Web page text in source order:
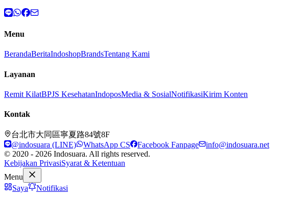
Menu
BerandaBeritaIndoshopBrandsTentang Kami
Layanan
Remit KilatBPJS KesehatanIndoposMedia & SosialNotifikasiKirim Konten
Kontak
台北市大同區寧夏路84號8F
@indosuara (LINE)
WhatsApp CS Facebook Fanpage
info@indosuara.net
© 2020 - 2026 Indosuara. All rights reserved.
Kebijakan PrivasiSyarat & Ketentuan
Menu
Saya
Notifikasi